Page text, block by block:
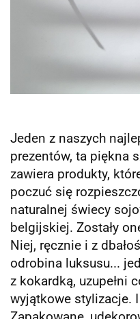
Jeden z naszych
prezentów, ta piękna
zawiera produkty,
poczuć się
naturalnej świecy
belgijskiej. Zostały
Niej, ręcznie i z
odrobina luksusu...
z kokardką, uzupełni
wyjątkowe stylizacje.